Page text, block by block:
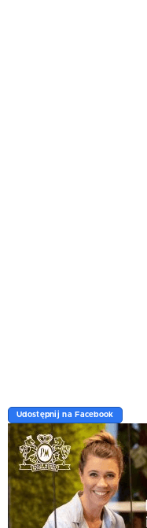
Udostępnij na Facebook